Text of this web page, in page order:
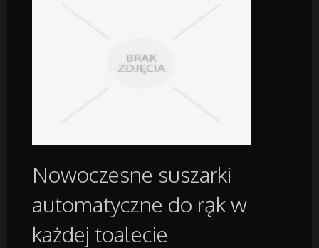
Ekologia
Materiały Budowlane
Nowoczesne suszarki
automatyczne do rąk w
każdej toalecie